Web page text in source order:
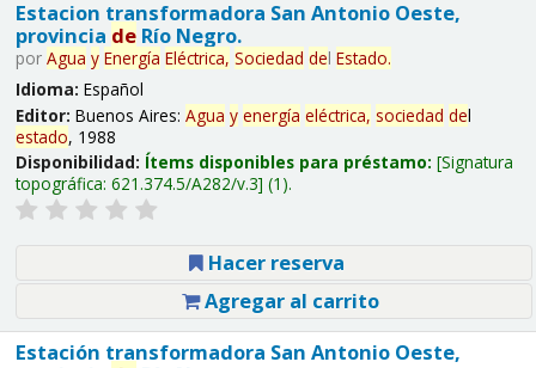
Estacion transformadora San Antonio Oeste,
provincia deRío Negro.
por Agua y Energía Eléctrica, Sociedad del Estado.
Idioma: Español
Editor: Buenos Aires: Agua y energía eléctrica, sociedad del
estado, 1988
Disponibilidad: Ítems disponibles para préstamo: Signatura
topográfica: 621.374.5/A282/v.3 (1).
Hacer reserva
Agregar al carrito
Estación transformadora San Antonio Oeste,